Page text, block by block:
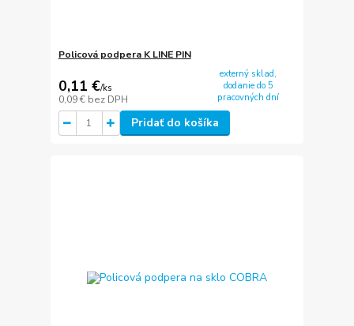
Policová podpera K LINE PIN
0,11 €/ks
0,09 € bez DPH
externý sklad,
dodanie do 5
pracovných dní
Pridať do košíka